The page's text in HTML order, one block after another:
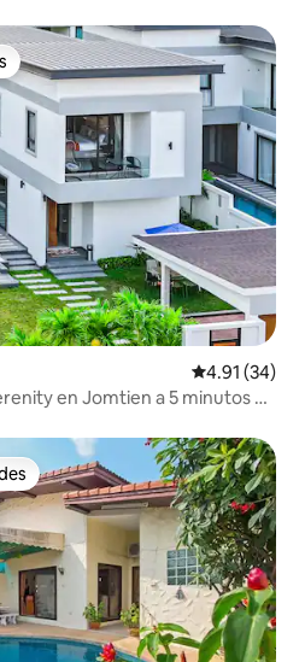
Calificación
4.91 (34)
en Jomtien a 5 minutos de
entre huéspedes